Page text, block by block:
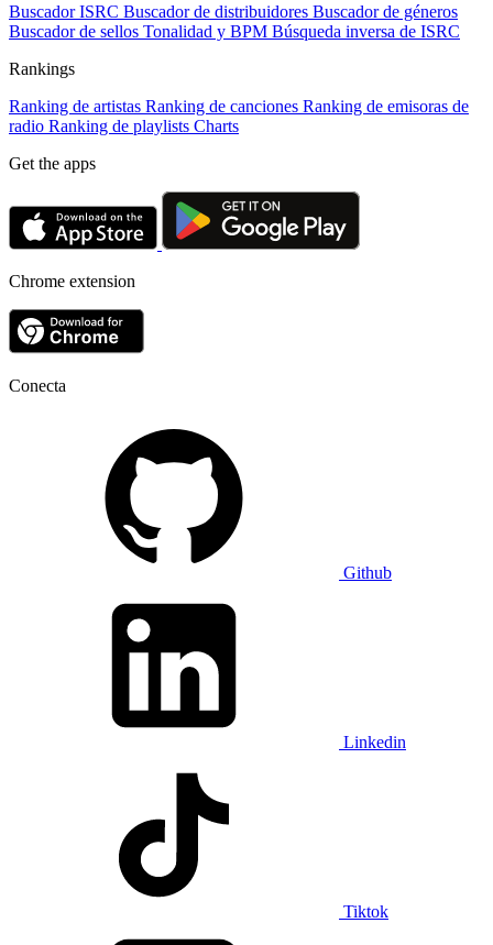
Buscador ISRC Buscador de distribuidores Buscador de géneros
Buscador de sellos Tonalidad y BPM Búsqueda inversa de ISRC
Rankings
Ranking de artistas Ranking de canciones Ranking de emisoras de
radio Ranking de playlists Charts
Get the apps
Chrome extension
Conecta
Github
Linkedin
Tiktok